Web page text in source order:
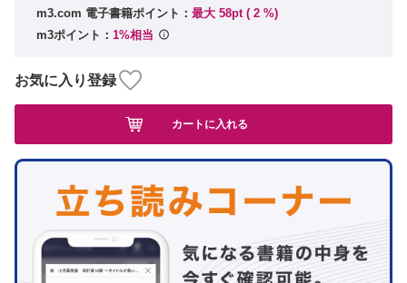
m3.com 電子書籍ポイント： 最大 58pt ( 2 %)
m3ポイント： 1%相当
お気に入り登録
カートに入れる